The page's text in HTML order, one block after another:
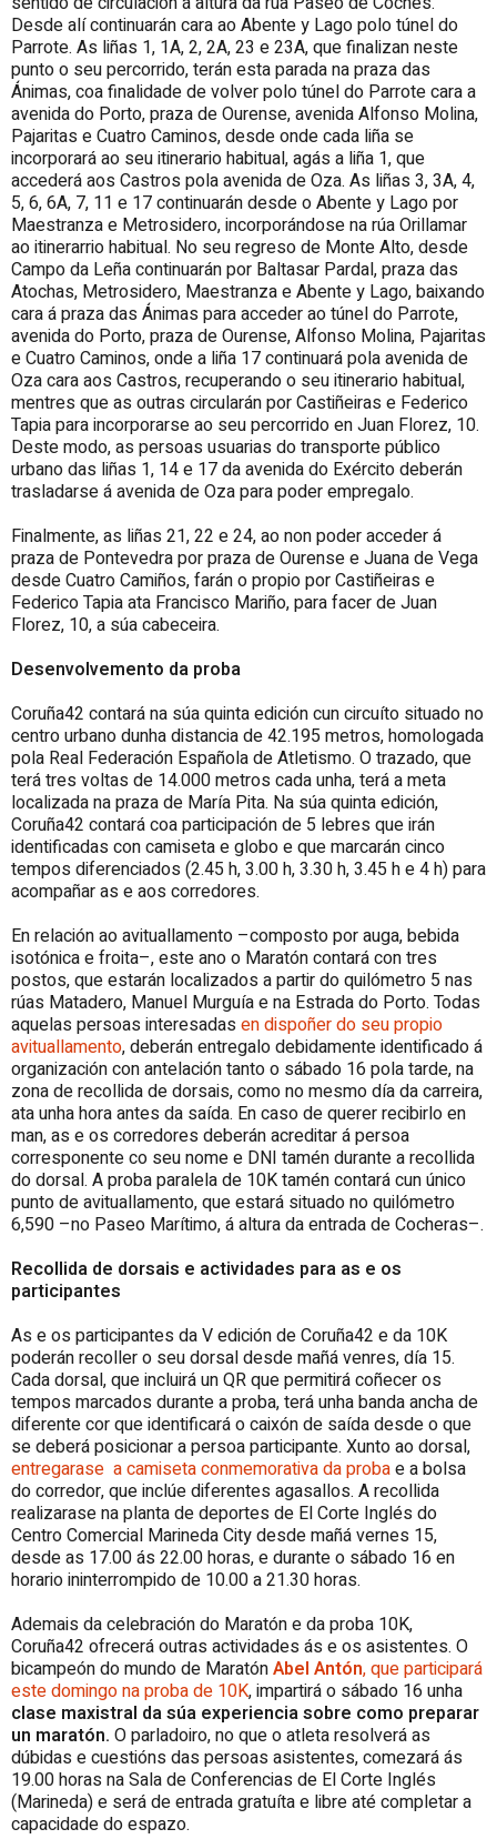
Desde alí continuarán cara ao Abente y Lago polo túnel do
Parrote. As liñas 1, 1A, 2, 2A, 23 e 23A, que finalizan neste
punto o seu percorrido, terán esta parada na praza das
Ánimas, coa finalidade de volver polo túnel do Parrote cara a
avenida do Porto, praza de Ourense, avenida Alfonso Molina,
Pajaritas e Cuatro Caminos, desde onde cada liña se
incorporará ao seu itinerario habitual, agás a liña 1, que
accederá aos Castros pola avenida de Oza. As liñas 3, 3A, 4,
5, 6, 6A, 7, 11 e 17 continuarán desde o Abente y Lago por
Maestranza e Metrosidero, incorporándose na rúa Orillamar
ao itinerarrio habitual. No seu regreso de Monte Alto, desde
Campo da Leña continuarán por Baltasar Pardal, praza das
Atochas, Metrosidero, Maestranza e Abente y Lago, baixando
cara á praza das Ánimas para acceder ao túnel do Parrote,
avenida do Porto, praza de Ourense, Alfonso Molina, Pajaritas
e Cuatro Caminos, onde a liña 17 continuará pola avenida de
Oza cara aos Castros, recuperando o seu itinerario habitual,
mentres que as outras circularán por Castiñeiras e Federico
Tapia para incorporarse ao seu percorrido en Juan Florez, 10.
Deste modo, as persoas usuarias do transporte público
urbano das liñas 1, 14 e 17 da avenida do Exército deberán
trasladarse á avenida de Oza para poder empregalo.
Finalmente, as liñas 21, 22 e 24, ao non poder acceder á
praza de Pontevedra por praza de Ourense e Juana de Vega
desde Cuatro Camiños, farán o propio por Castiñeiras e
Federico Tapia ata Francisco Mariño, para facer de Juan
Florez, 10, a súa cabeceira.
Desenvolvemento da proba
Coruña42 contará na súa quinta edición cun circuíto situado no
centro urbano dunha distancia de 42.195 metros, homologada
pola Real Federación Española de Atletismo. O trazado, que
terá tres voltas de 14.000 metros cada unha, terá a meta
localizada na praza de María Pita. Na súa quinta edición,
Coruña42 contará coa participación de 5 lebres que irán
identificadas con camiseta e globo e que marcarán cinco
tempos diferenciados (2.45 h, 3.00 h, 3.30 h, 3.45 h e 4 h) para
acompañar as e aos corredores.
En relación ao avituallamento –composto por auga, bebida
isotónica e froita–, este ano o Maratón contará con tres
postos, que estarán localizados a partir do quilómetro 5 nas
rúas Matadero, Manuel Murguía e na Estrada do Porto. Todas
aquelas persoas interesadas en dispoñer do seu propio
avituallamento, deberán entregalo debidamente identificado á
organización con antelación tanto o sábado 16 pola tarde, na
zona de recollida de dorsais, como no mesmo día da carreira,
ata unha hora antes da saída. En caso de querer recibirlo en
man, as e os corredores deberán acreditar á persoa
corresponente co seu nome e DNI tamén durante a recollida
do dorsal. A proba paralela de 10K tamén contará cun único
punto de avituallamento, que estará situado no quilómetro
6,590 –no Paseo Marítimo, á altura da entrada de Cocheras–.
Recollida de dorsais e actividades para as e os
participantes
As e os participantes da V edición de Coruña42 e da 10K
poderán recoller o seu dorsal desde mañá venres, día 15.
Cada dorsal, que incluirá un QR que permitirá coñecer os
tempos marcados durante a proba, terá unha banda ancha de
diferente cor que identificará o caixón de saída desde o que
se deberá posicionar a persoa participante. Xunto ao dorsal,
entregarase a camiseta conmemorativa da probae a bolsa
do corredor, que inclúe diferentes agasallos. A recollida
realizarase na planta de deportes de El Corte Inglés do
Centro Comercial Marineda City desde mañá vernes 15,
desde as 17.00 ás 22.00 horas, e durante o sábado 16 en
horario ininterrompido de 10.00 a 21.30 horas.
Ademais da celebración do Maratón e da proba 10K,
Coruña42 ofrecerá outras actividades ás e os asistentes. O
bicampeón do mundo de MaratónAbel Antón, que participará
este domingo na proba de 10K, impartirá o sábado 16 unha
clase maxistral da súa experiencia sobre como preparar
un maratón. O parladoiro, no que o atleta resolverá as
dúbidas e cuestións das persoas asistentes, comezará ás
19.00 horas na Sala de Conferencias de El Corte Inglés
(Marineda) e será de entrada gratuíta e libre até completar a
capacidade do espazo.